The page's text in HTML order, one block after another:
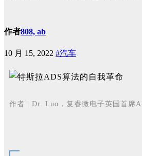
作者808, ab
10 月 15, 2022 #汽车
作者 | Dr. Luo，复睿微电子英国首席